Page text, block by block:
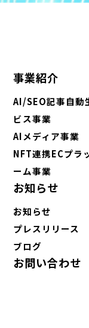
事業紹介
AI/SEO記事自動
ビス事業
AIメディア事業
NFT連携ECプラ
ーム事業
お知らせ
お知らせ
プレスリリース
ブログ
お問い合わせ